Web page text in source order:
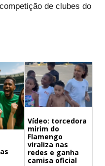
de clubes do
Vídeo: torcedora
mirim do
Flamengo
viraliza nas
redes e ganha
camisa oficial